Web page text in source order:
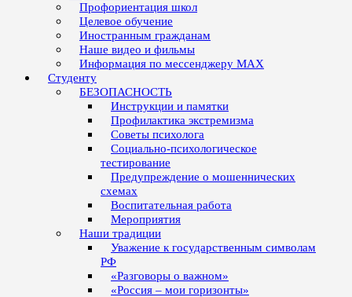
Профориентация школ
Целевое обучение
Иностранным гражданам
Наше видео и фильмы
Информация по мессенджеру MAX
Студенту
БЕЗОПАСНОСТЬ
Инструкции и памятки
Профилактика экстремизма
Советы психолога
Социально-психологическое
тестирование
Предупреждение о мошеннических
схемах
Воспитательная работа
Мероприятия
Наши традиции
Уважение к государственным символам
РФ
«Разговоры о важном»
«Россия – мои горизонты»